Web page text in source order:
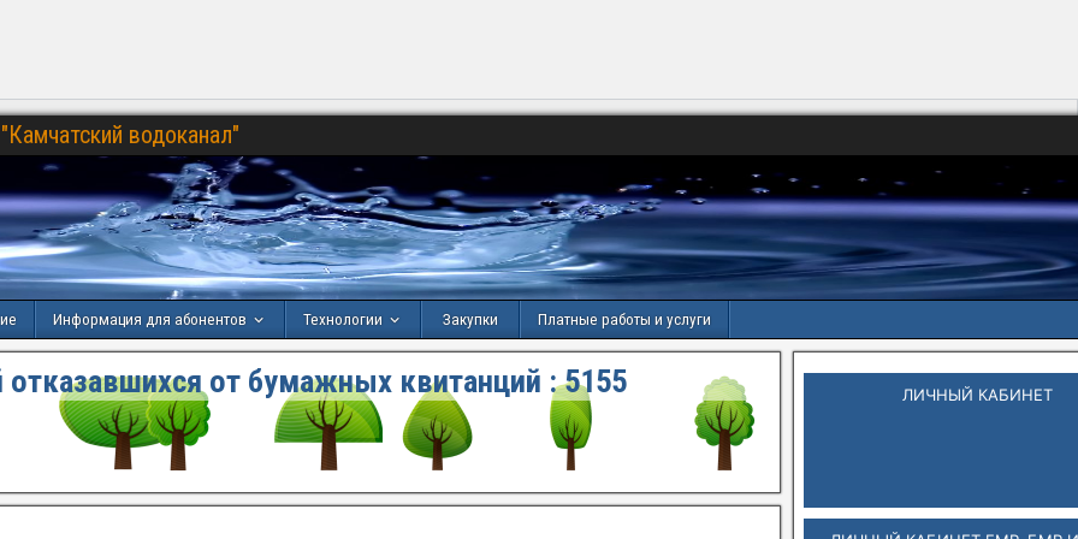
водоканал"
Информация для абонентов Технологии Закупки Платные работы и услуги
от бумажных квитанций :5156 ЛИЧНЫЙ КАБИНЕТ